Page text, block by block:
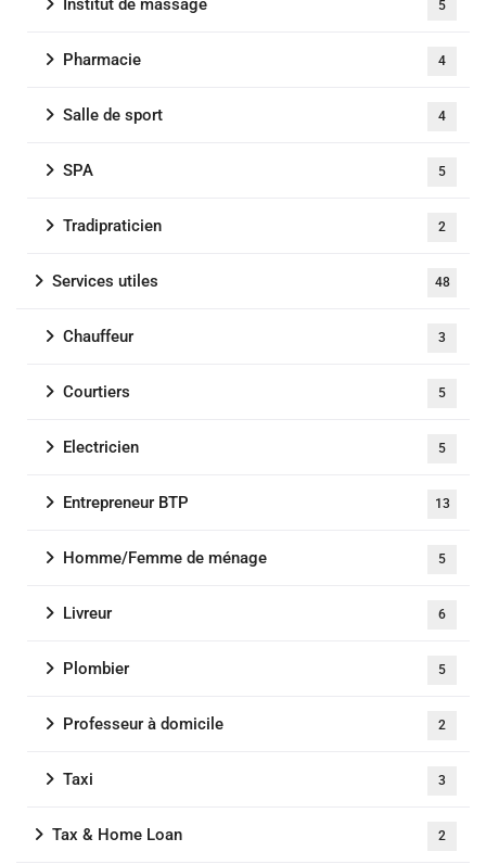
Institut de massage 5
Pharmacie 4
Salle de sport 4
SPA 5
Tradipraticien 2
Services utiles 48
Chauffeur 3
Courtiers 5
Electricien 5
Entrepreneur BTP 13
Homme/Femme de ménage 5
Livreur 6
Plombier 5
Professeur à domicile 2
Taxi 3
Tax & Home Loan 2